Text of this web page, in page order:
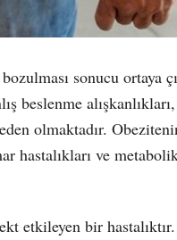
sonucu ortaya
beslenme
olmaktadır.
hastalıkları ve
etkileyen bir hastalıktır.